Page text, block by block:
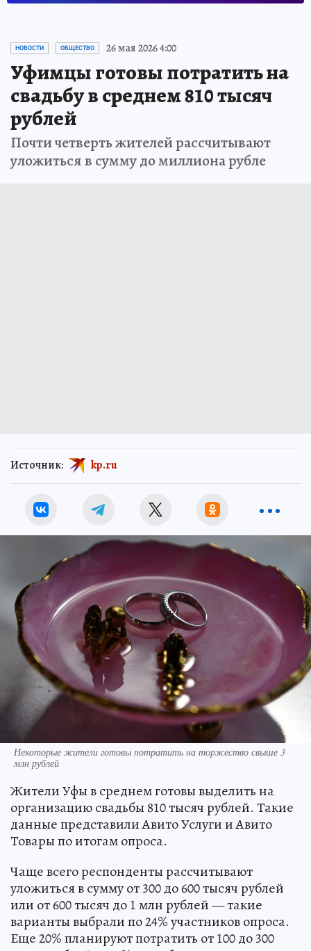
НОВОСТИ ОБЩЕСТВО 26 мая 2026 4:00
Уфимцы готовы потратить на
свадьбу в среднем 810 тысяч
рублей
Почти четверть жителей рассчитывают
уложиться в сумму до миллиона рубле
Источник: kp.ru
Некоторые жители готовы потратить на торжество свыше 3
млн рублей
Жители Уфы в среднем готовы выделить на
организацию свадьбы 810 тысяч рублей. Такие
данные представили Авито Услуги и Авито
Товары по итогам опроса.
Чаще всего респонденты рассчитывают
уложиться в сумму от 300 до 600 тысяч рублей
или от 600 тысяч до 1 млн рублей — такие
варианты выбрали по 24% участников опроса.
Еще 20% планируют потратить от 100 до 300